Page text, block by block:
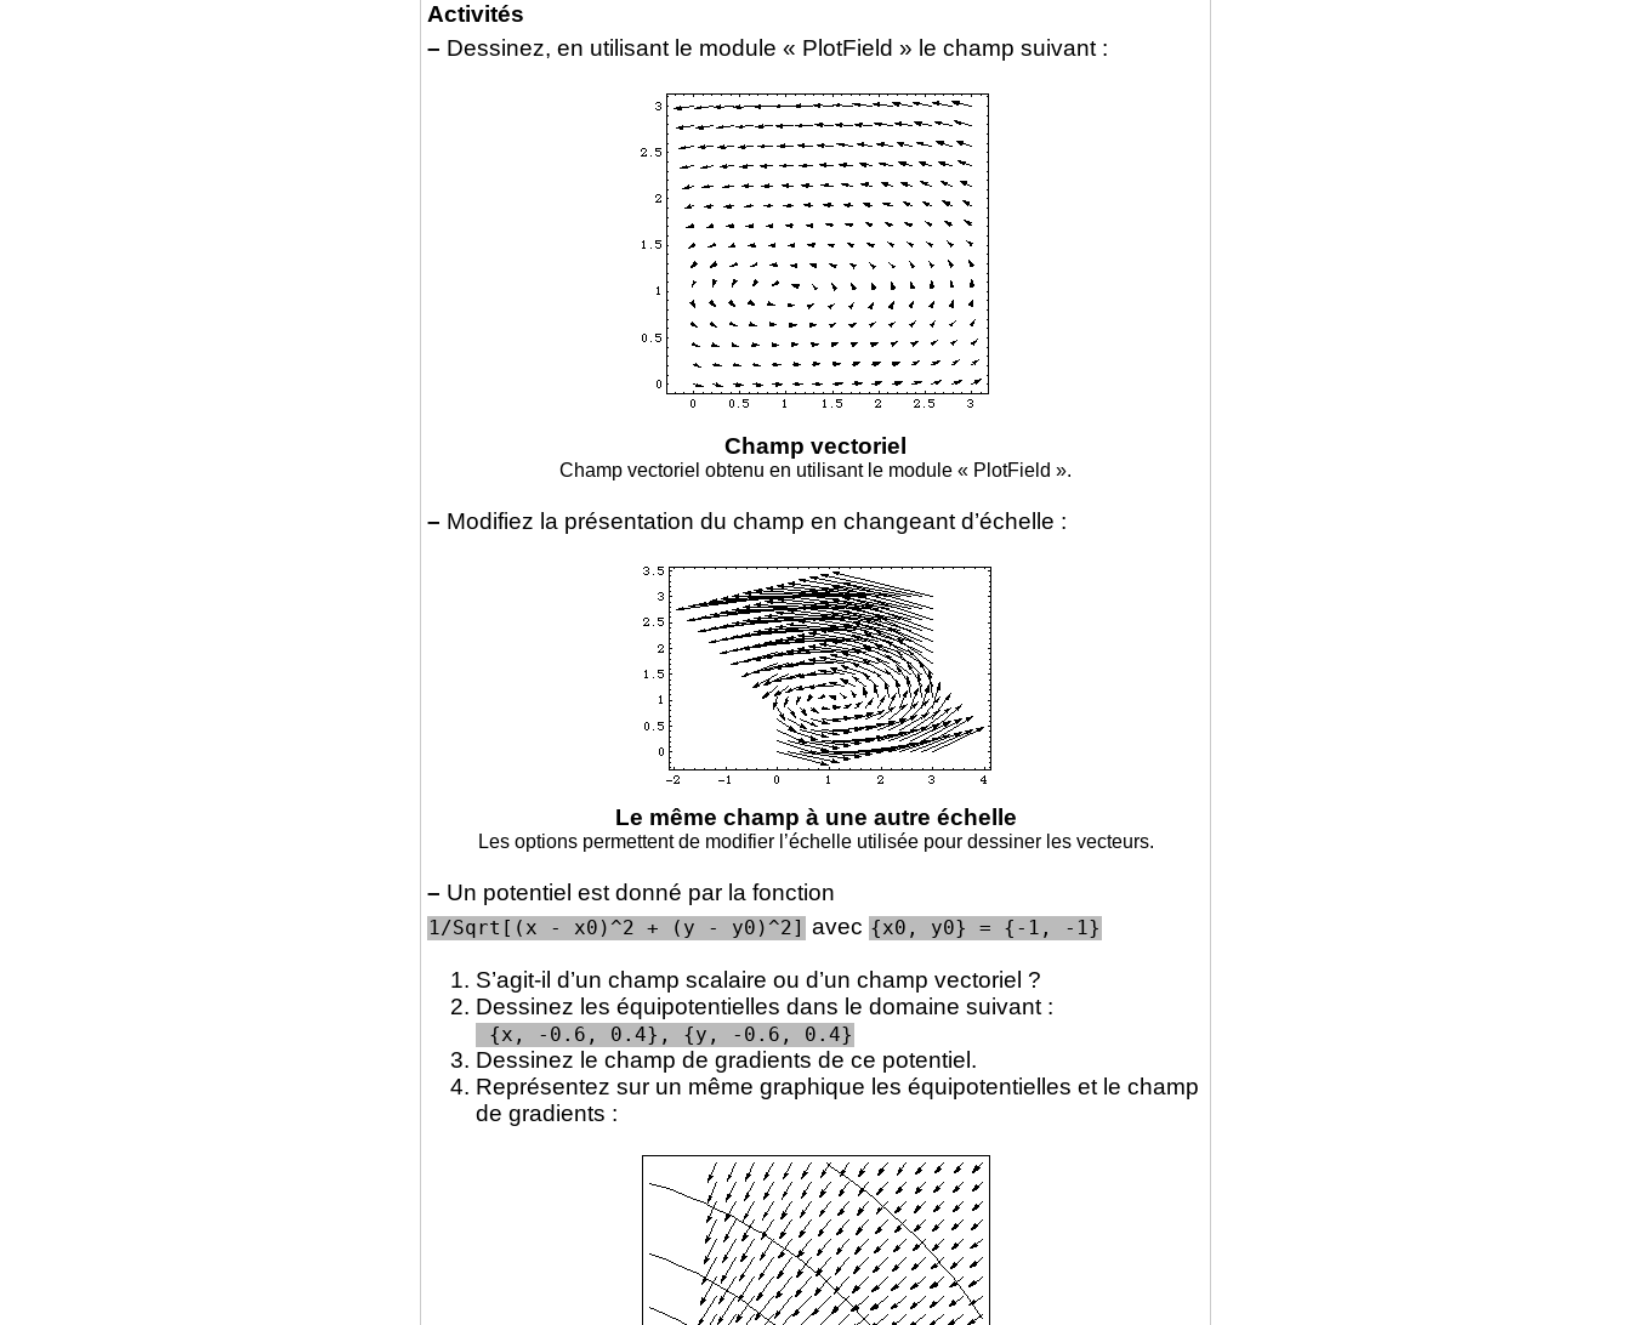
Activités
– Dessinez, en utilisant le module « PlotField » le champ suivant :
Champ vectoriel
Champ vectoriel obtenu en utilisant le module « PlotField ».
– Modifiez la présentation du champ en changeant d’échelle :
Le même champ à une autre échelle
Les options permettent de modifier l’échelle utilisée pour dessiner les vecteurs.
– Un potentiel est donné par la fonction
1/Sqrt[(x - x0)^2 + (y - y0)^2] avec {x0, y0} = {-1, -1}
S’agit-il d’un champ scalaire ou d’un champ vectoriel ?
Dessinez les équipotentielles dans le domaine suivant :
{x, -0.6, 0.4}, {y, -0.6, 0.4}
Dessinez le champ de gradients de ce potentiel.
Représentez sur un même graphique les équipotentielles et le champ
de gradients :